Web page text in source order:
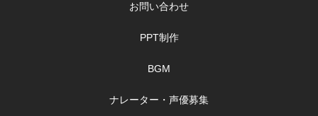
お問い合わせ
PPT制作
BGM
ナレーター・声優募集